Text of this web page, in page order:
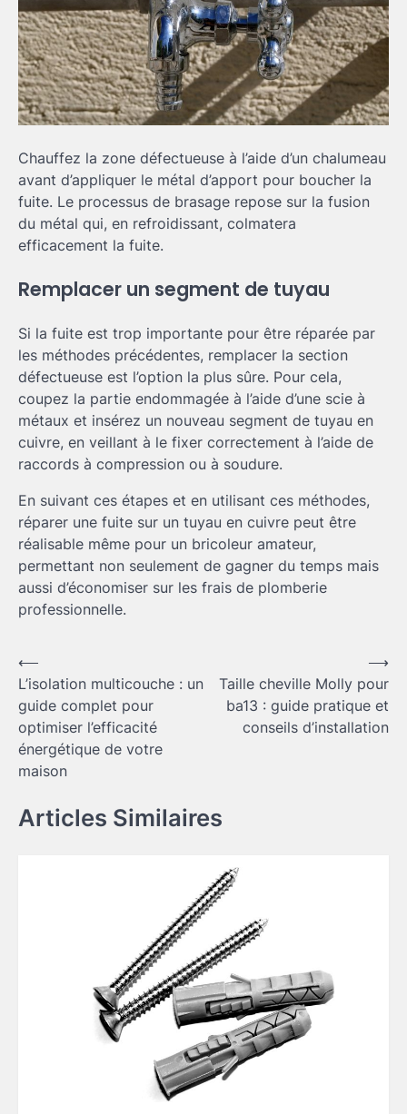
Chauffez la zone défectueuse à l’aide d’un chalumeau
avant d’appliquer le métal d’apport pour boucher la
fuite. Le processus de brasage repose sur la fusion
du métal qui, en refroidissant, colmatera
efficacement la fuite.
Remplacer un segment de tuyau
Si la fuite est trop importante pour être réparée par
les méthodes précédentes, remplacer la section
défectueuse est l’option la plus sûre. Pour cela,
coupez la partie endommagée à l’aide d’une scie à
métaux et insérez un nouveau segment de tuyau en
cuivre, en veillant à le fixer correctement à l’aide de
raccords à compression ou à soudure.
En suivant ces étapes et en utilisant ces méthodes,
réparer une fuite sur un tuyau en cuivre peut être
réalisable même pour un bricoleur amateur,
permettant non seulement de gagner du temps mais
aussi d’économiser sur les frais de plomberie
professionnelle.
Navigation
de
l’article
⟵
L’isolation multicouche : un
guide complet pour
optimiser l’efficacité
énergétique de votre
maison
Taille cheville Molly pour
ba13 : guide pratique et
conseils d’installation
⟶
Articles Similaires